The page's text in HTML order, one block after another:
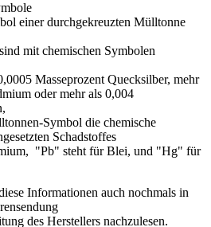
einer durchgekreuzten Mülltonne
mit chemischen Symbolen
Masseprozent Quecksilber, mehr
oder mehr als 0,004
Symbol die chemische
Schadstoffes
"Pb" steht für Blei, und "Hg" für
Informationen auch nochmals in
des Herstellers nachzulesen.